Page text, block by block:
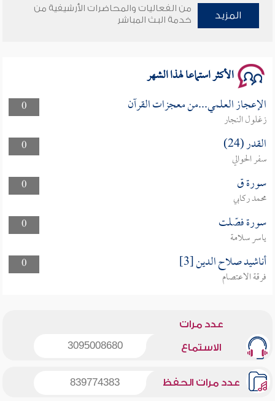
وأمنهم من خوف 9
المزيد
من الفعاليات والمحاضرات الأرشيفية من
خدمة البث المباشر
الأكثر استماعا لهذا الشهر
0 الإعجاز العلمي...من معجزات القرآن
زغلول النجار
0
القدر (24)
سفر الحوالي
0
سورة ق
محمد ركابي
0
سورة فصّلت
ياسر سلامة
0
أناشيد صلاح الدين [3]
فرقة الاعتصام
عدد مرات
الاستماع 3095008680
عدد مرات الحفظ 839774383